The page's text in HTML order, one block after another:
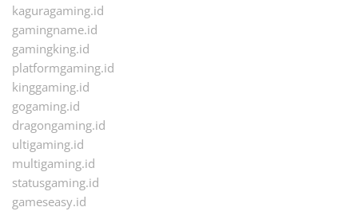
kaguragaming.id
gamingname.id
gamingking.id
platformgaming.id
kinggaming.id
gogaming.id
dragongaming.id
ultigaming.id
multigaming.id
statusgaming.id
gameseasy.id